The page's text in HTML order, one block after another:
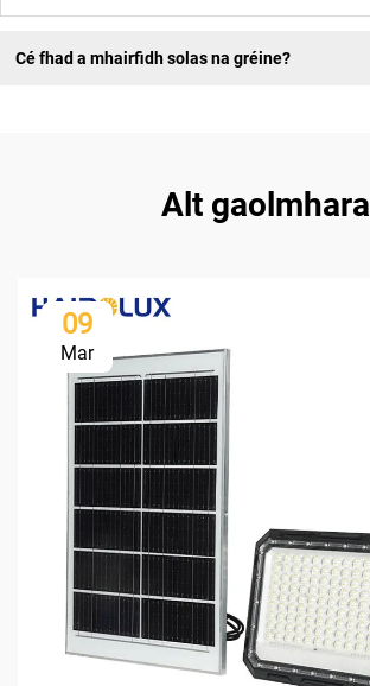
Cé fhad a mhairfidh solas na gréine?
Alt gaolmhara
09
Mar